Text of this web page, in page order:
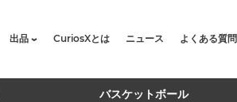
出品 CuriosXとは ニュース よくある質問
バスケットボール